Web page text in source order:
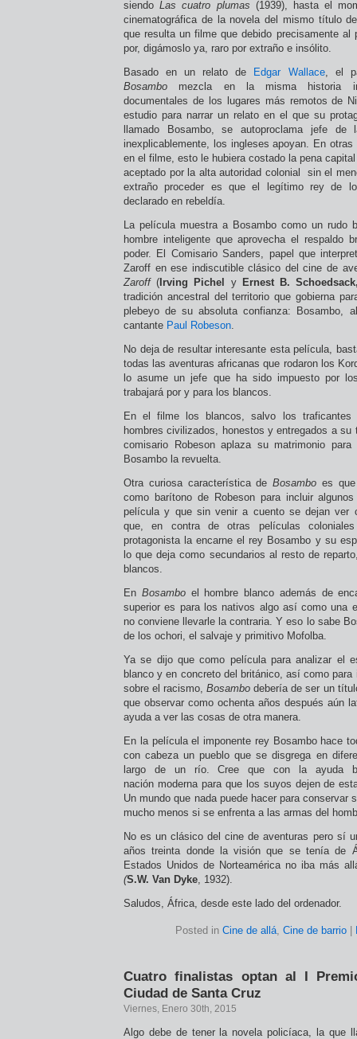
siendoLas cuatro plumas (1939), hasta el
cinematográfica de la novela del mismo título
que resulta un filme que debido precisamente al
por, digámoslo ya, raro por extraño e insólito.
Basado en un relato de
Edgar Wallace, el
Bosambo mezcla en la misma historia
documentales de los lugares más remotos de
estudio para narrar un relato en el que su
llamado Bosambo, se autoproclama jefe
inexplicablemente, los ingleses apoyan. En
en el filme, esto le hubiera costado la pena
aceptado por la alta autoridad colonial sin el
extraño proceder es que el legítimo rey de
declarado en rebeldía.
La película muestra a Bosambo como un rudo
hombre inteligente que aprovecha el respaldo
poder. El Comisario Sanders, papel que
Zaroff en ese indiscutible clásico del cine de
Zaroff( Irving Pichel y Ernest B.
tradición ancestral del territorio que gobierna
plebeyo de su absoluta confianza: Bosambo,
cantante Paul Robeson.
No deja de resultar interesante esta película,
todas las aventuras africanas que rodaron los
lo asume un jefe que ha sido impuesto por
trabajará por y para los blancos.
En el filme los blancos, salvo los
hombres civilizados, honestos y entregados a
comisario Robeson aplaza su matrimonio
Bosambo la revuelta.
Otra curiosa característica deBosambo es
como barítono de Robeson para incluir
película y que sin venir a cuento se dejan ver
que, en contra de otras películas
protagonista la encarne el rey Bosambo y su
lo que deja como secundarios al resto de
blancos.
En Bosambo el hombre blanco además de
superior es para los nativos algo así como una
no conviene llevarle la contraria. Y eso lo sabe
de los ochori, el salvaje y primitivo Mofolba.
Ya se dijo que como película para analizar el
blanco y en concreto del británico, así como para
sobre el racismo,Bosambo debería de ser un
que observar como ochenta años después aún
ayuda a ver las cosas de otra manera.
En la película el imponente rey Bosambo hace
con cabeza un pueblo que se disgrega en
largo de un río. Cree que con la ayuda
nación moderna para que los suyos dejen de
Un mundo que nada puede hacer para conservar
mucho menos si se enfrenta a las armas del
No es un clásico del cine de aventuras pero sí
años treinta donde la visión que se tenía de
Estados Unidos de Norteamérica no iba más
(S.W. Van Dyke, 1932).
Saludos, África, desde este lado del ordenador.
Posted in Cine de allá, Cine de barrio
Cuatro finalistas optan al I
Ciudad de Santa Cruz
Viernes, Enero 30th, 2015
Algo debe de tener la novela policíaca, la que